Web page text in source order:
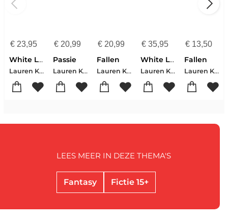
€23,95
White Lights
Lauren Kate
€20,99
Passie
Lauren Kate
€ 20,99
Fallen
Lauren Kate
€ 35,95
White Lights (Limited Deluxe Edition)
Lauren Kate
€ 13,50
Fallen
Lauren Kate
Fantasy Fictie 15+
LEES MEER IN DEZE THEMA'S